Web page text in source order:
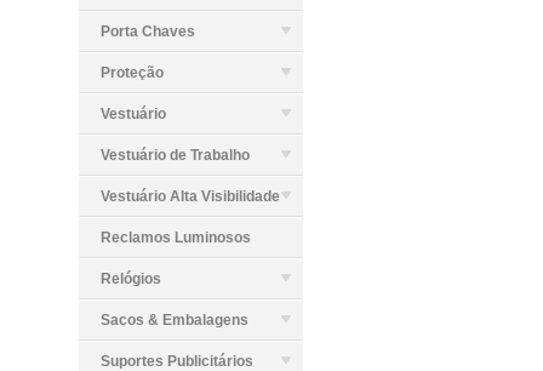
Porta Chaves
Proteção
Vestuário
Vestuário de Trabalho
Vestuário Alta Visibilidade
Reclamos Luminosos
Relógios
Sacos & Embalagens
Suportes Publicitários